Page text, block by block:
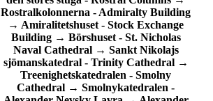
Rostralkolonnerna - Admiralty Building
→ Amiralitetshuset - Stock Exchange
Building→ Börshuset- St. Nicholas
Naval Cathedral→ Sankt Nikolajs
sjömanskatedral- Trinity Cathedral→
Treenighetskatedralen - Smolny
Cathedral → Smolnykatedralen -